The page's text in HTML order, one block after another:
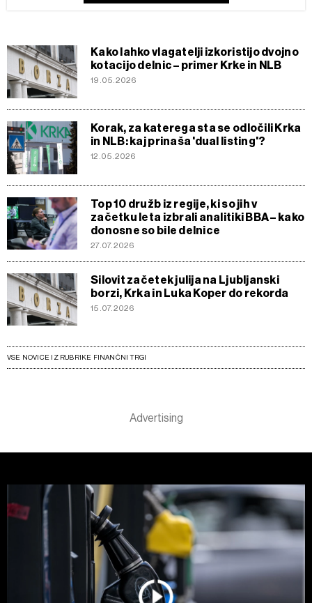
Kako lahko vlagatelji izkoristijo dvojno
kotacijo delnic – primer Krke in NLB
19.05.2026
Korak, za katerega sta se odločili Krka
in NLB: kaj prinaša 'dual listing'?
12.05.2026
Top 10 družb iz regije, ki so jih v
začetku leta izbrali analitiki BBA – kako
donosne so bile delnice
27.07.2026
Silovit začetek julija na Ljubljanski
borzi, Krka in Luka Koper do rekorda
15.07.2026
VSE NOVICE IZ RUBRIKE FINANČNI TRGI